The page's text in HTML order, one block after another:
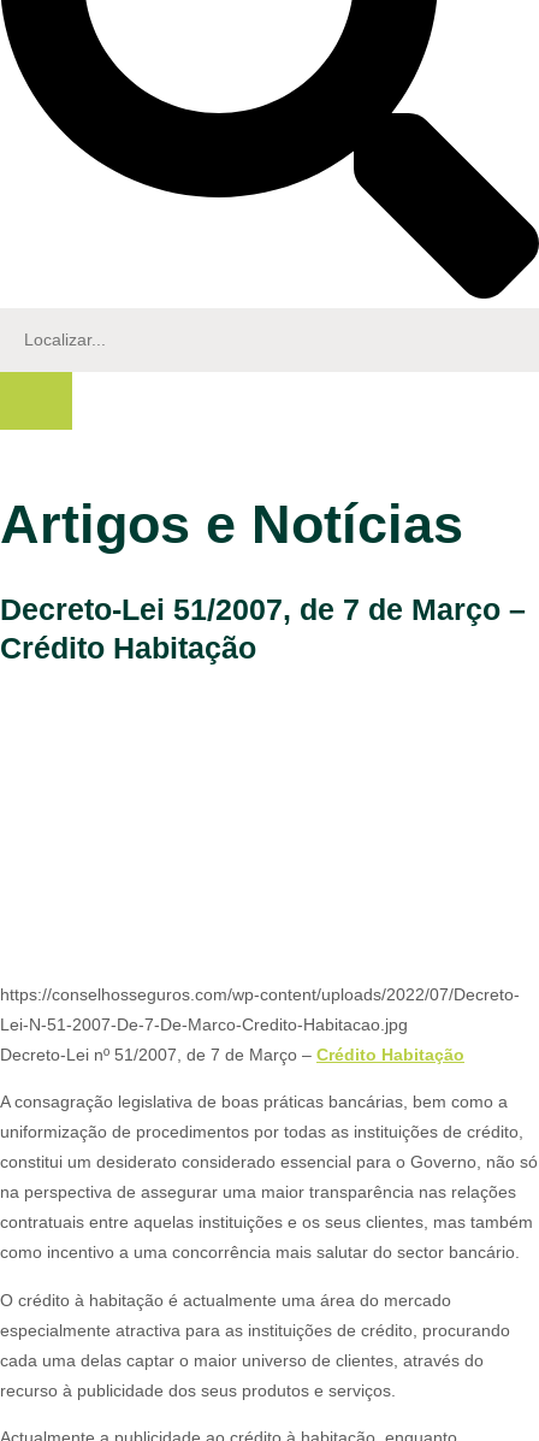
Artigos e Notícias
Decreto-Lei 51/2007, de 7 de Março –
Crédito Habitação
https://conselhosseguros.com/wp-content/uploads/2022/07/Decreto-
Lei-N-51-2007-De-7-De-Marco-Credito-Habitacao.jpg
Decreto-Lei nº 51/2007, de 7 de Março – Crédito Habitação
A consagração legislativa de boas práticas bancárias, bem como a
uniformização de procedimentos por todas as instituições de crédito,
constitui um desiderato considerado essencial para o Governo, não só
na perspectiva de assegurar uma maior transparência nas relações
contratuais entre aquelas instituições e os seus clientes, mas também
como incentivo a uma concorrência mais salutar do sector bancário.​
O crédito à habitação é actualmente uma área do mercado
especialmente atractiva para as instituições de crédito, procurando
cada uma delas captar o maior universo de clientes, através do
recurso à publicidade dos seus produtos e serviços.​